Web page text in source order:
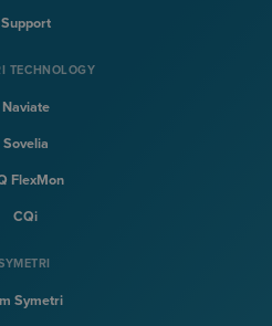
Support
TECHNOLOGY
Naviate
Sovelia
FlexMon
CQi
Symetri